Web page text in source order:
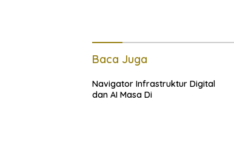
Baca Juga
Navigator Infrastruktur Digital
dan AI Masa Di